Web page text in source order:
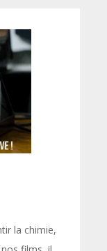
la chimie,